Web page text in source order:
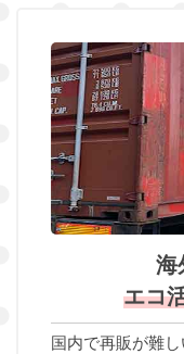
海
エコ
国内で再販が難